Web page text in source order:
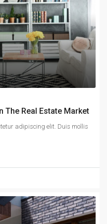
The Real Estate Market
adipiscing elit. Duis mollis